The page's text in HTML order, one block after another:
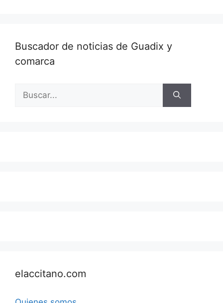
Buscador de noticias de Guadix y
comarca
elaccitano.com